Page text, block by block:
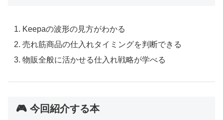
Keepaの波形の見方がわかる
売れ筋商品の仕入れタイミングを判断できる
物販全般に活かせる仕入れ戦略が学べる
🎮 今回紹介する本